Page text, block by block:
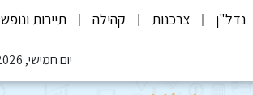
נדל"ן צרכנות קהילה תיירות ונופש
יום חמישי, 06.08.2026